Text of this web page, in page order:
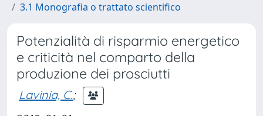
3.1 Monografia o trattato scientifico
Potenzialità di risparmio energetico
e criticità nel comparto della
produzione dei prosciutti
Lavinia, C.;